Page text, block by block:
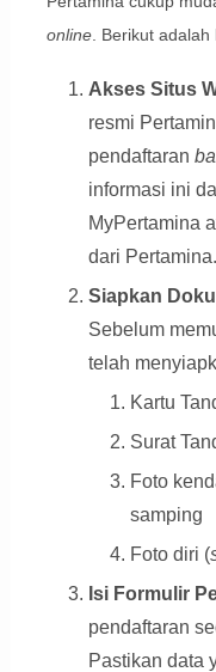
online. Berikut adalah
Akses Situs
resmi
pendaftaran
informasi ini
MyPertamina
dari Pertamina.
Siapkan
Sebelum
telah
Kartu
Surat
Foto
samping
Foto diri (
Isi Formulir
pendaftaran
Pastikan data